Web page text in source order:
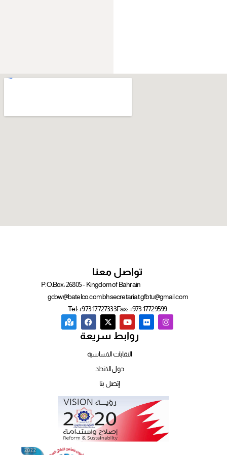
تواصل معنا
P.O.Box: 26805 - Kingdom of Bahrain
gcbw@batelco.com.bhsecretariat.gfbtu@gmail.com
Tel: +973 17727333Fax: +973 17729599
روابط سريعة
النقابات الاساسية
حول الاتحاد
إتصل بنا